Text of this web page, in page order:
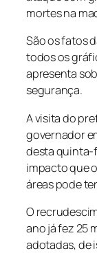
mortes na
São os fatos
todos os
apresenta
segurança.
A visita do
governador
desta quinta-
impacto que
áreas pode
O
ano já fez 25
adotadas, de